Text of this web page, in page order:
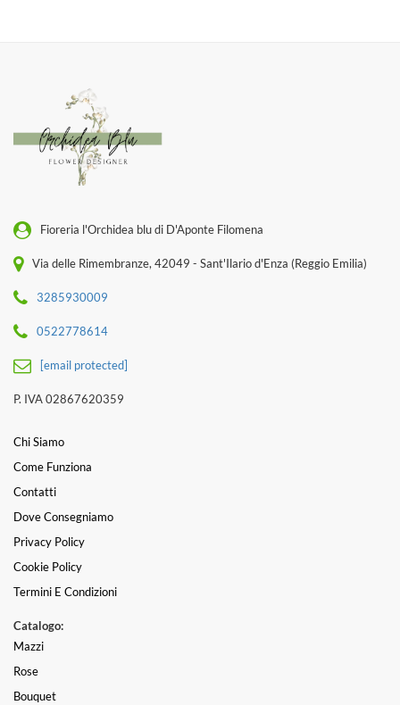
Fioreria l'Orchidea blu di D'Aponte Filomena
Via delle Rimembranze, 42049 - Sant'Ilario d'Enza (Reggio Emilia)
3285930009
0522778614
[email protected]
P. IVA 02867620359
Chi Siamo
Come Funziona
Contatti
Dove Consegniamo
Privacy Policy
Cookie Policy
Termini E Condizioni
Catalogo:
Mazzi
Rose
Bouquet